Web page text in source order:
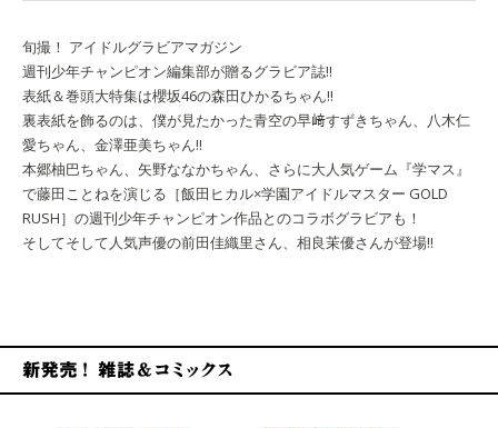
旬撮！ アイドルグラビアマガジン
週刊少年チャンピオン編集部が贈るグラビア誌!!
表紙＆巻頭大特集は櫻坂46の森田ひかるちゃん!!
裏表紙を飾るのは、僕が見たかった青空の早﨑すずきちゃん、八木仁
愛ちゃん、金澤亜美ちゃん‼
本郷柚巴ちゃん、矢野ななかちゃん、さらに大人気ゲーム『学マス』
で藤田ことねを演じる［飯田ヒカル×学園アイドルマスター GOLD
RUSH］の週刊少年チャンピオン作品とのコラボグラビアも！
そしてそして人気声優の前田佳織里さん、相良茉優さんが登場!!